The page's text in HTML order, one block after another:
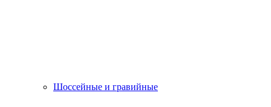
Шоссейные и гравийные